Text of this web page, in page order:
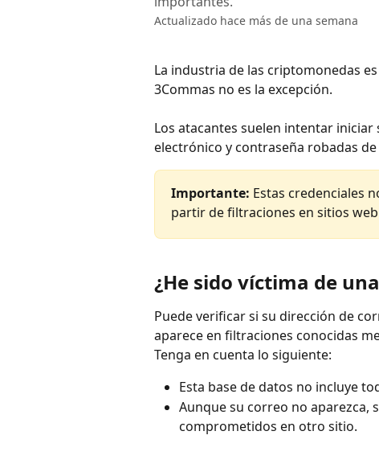
Actualizado hace más de una semana
La industria de las criptomonedas
3Commas no es la excepción.
Los atacantes suelen intentar
electrónico y contraseña robadas
Importante: Estas credenciales
partir de filtraciones en sitios
¿He sido víctima de
Puede verificar si su dirección de
aparece en filtraciones conocidas
Tenga en cuenta lo siguiente:
Esta base de datos no incluye
Aunque su correo no aparezca,
comprometidos en otro sitio.